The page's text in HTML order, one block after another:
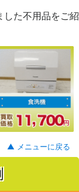
した不用品をご紹
▲ メニューに戻る